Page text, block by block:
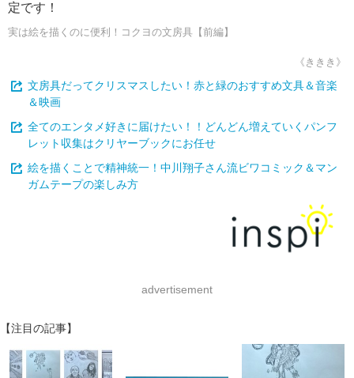
定です！
実は絵を描くのに便利！コクヨの文房具【前編】
《ききき》
文房具だってクリスマスしたい！赤と緑のおすすめ文具＆音楽
＆映画
全てのエンタメ好きに届けたい！！どんどん増えていくパンフ
レット収集はクリヤーブックにお任せ
絵を描くことで精神統一！中川翔子さん流ビワコミック＆マン
ガムテープの楽しみ方
advertisement
【注目の記事】